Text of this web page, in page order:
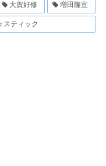
大賀好修 増田隆宣
スティック